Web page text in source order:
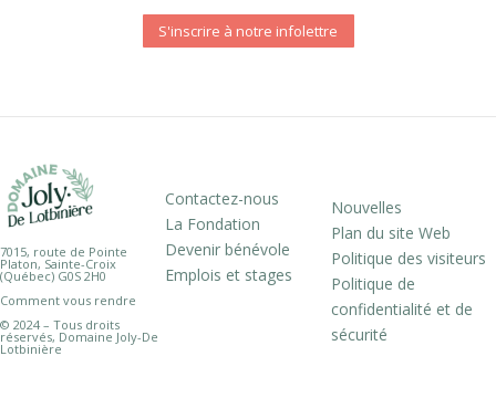
S'inscrire à notre infolettre
7015, route de Pointe
Platon, Sainte-Croix
(Québec) G0S 2H0
Comment vous rendre
© 2024 – Tous droits
réservés, Domaine Joly-De
Lotbinière
Contactez-nous
La Fondation
Devenir bénévole
Emplois et stages
Nouvelles
Plan du site Web
Politique des visiteurs
Politique de
confidentialité et de
sécurité